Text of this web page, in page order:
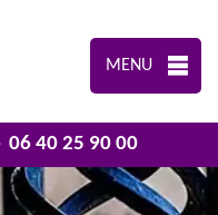
MENU
06 40 25 90 00